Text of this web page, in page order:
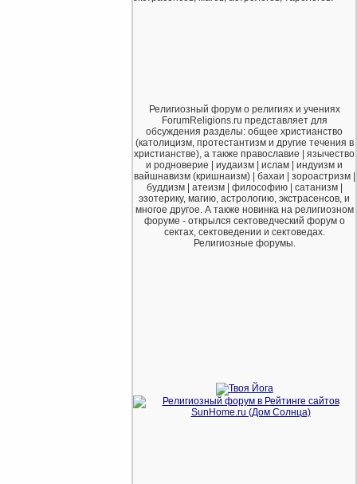
Религиозный форум о религиях и учениях
ForumReligions.ru представляет для
обсуждения разделы: общее христианство
(католицизм, протестантизм и другие течения в
христианстве), а также православие | язычество
и родноверие | иудаизм | ислам | индуизм и
вайшнавизм (кришнаизм) | бахаи | зороастризм |
буддизм | атеизм | философию | сатанизм |
эзотерику, магию, астрологию, экстрасенсов, и
многое другое. А также новинка на религиозном
форуме - открылся сектоведческий форум о
сектах, сектоведении и сектоведах.
Религиозные форумы.